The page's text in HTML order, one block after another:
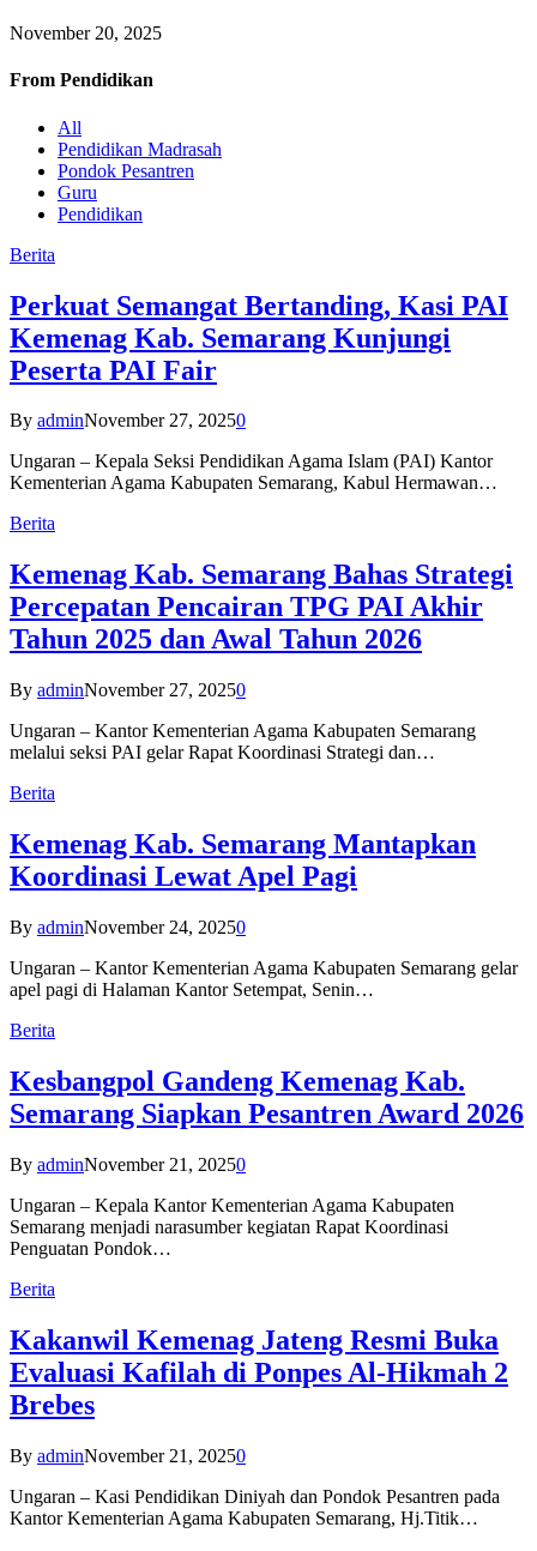
November 20, 2025
From Pendidikan
All
Pendidikan Madrasah
Pondok Pesantren
Guru
Pendidikan
Berita
Perkuat Semangat Bertanding, Kasi PAI
Kemenag Kab. Semarang Kunjungi
Peserta PAI Fair
By adminNovember 27, 20250
Ungaran – Kepala Seksi Pendidikan Agama Islam (PAI) Kantor
Kementerian Agama Kabupaten Semarang, Kabul Hermawan…
Berita
Kemenag Kab. Semarang Bahas Strategi
Percepatan Pencairan TPG PAI Akhir
Tahun 2025 dan Awal Tahun 2026
By adminNovember 27, 20250
Ungaran – Kantor Kementerian Agama Kabupaten Semarang
melalui seksi PAI gelar Rapat Koordinasi Strategi dan…
Berita
Kemenag Kab. Semarang Mantapkan
Koordinasi Lewat Apel Pagi
By adminNovember 24, 20250
Ungaran – Kantor Kementerian Agama Kabupaten Semarang gelar
apel pagi di Halaman Kantor Setempat, Senin…
Berita
Kesbangpol Gandeng Kemenag Kab.
Semarang Siapkan Pesantren Award 2026
By adminNovember 21, 20250
Ungaran – Kepala Kantor Kementerian Agama Kabupaten
Semarang menjadi narasumber kegiatan Rapat Koordinasi
Penguatan Pondok…
Berita
Kakanwil Kemenag Jateng Resmi Buka
Evaluasi Kafilah di Ponpes Al-Hikmah 2
Brebes
By adminNovember 21, 20250
Ungaran – Kasi Pendidikan Diniyah dan Pondok Pesantren pada
Kantor Kementerian Agama Kabupaten Semarang, Hj.Titik…